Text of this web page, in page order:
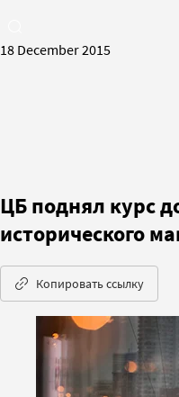
18 December 2015
ЦБ поднял курс
исторического
Копировать ссылку